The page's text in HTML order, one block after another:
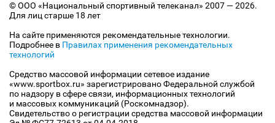
© ООО «Национальный спортивный телеканал» 2007 — 2026.
Для лиц старше 18 лет
На сайте применяются рекомендательные технологии.
Подробнее в Правилах применения рекомендательных
технологий
Средство массовой информации сетевое издание
«www.sportbox.ru» зарегистрировано Федеральной службой
по надзору в сфере связи, информационных технологий
и массовых коммуникаций (Роскомнадзор).
Свидетельство о регистрации средства массовой информации